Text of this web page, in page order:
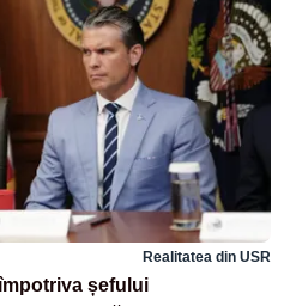
Realitatea din USR
șefului